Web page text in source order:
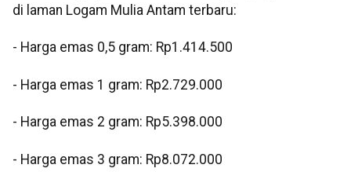
di laman Logam Mulia Antam terbaru:
‎‎- Harga emas 0,5 gram: Rp1.414.500
- Harga emas 1 gram: Rp2.729.000
‎- Harga emas 2 gram: Rp5.398.000
‎- Harga emas 3 gram: Rp8.072.000